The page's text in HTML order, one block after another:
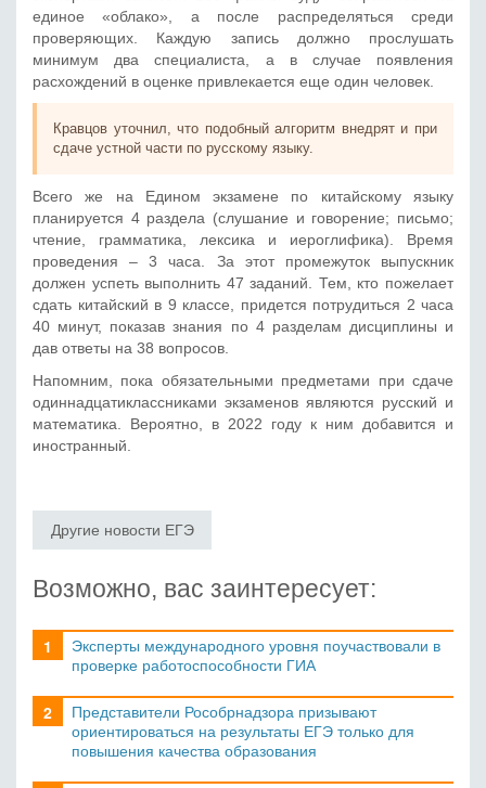
единое «облако», а после распределяться среди
проверяющих. Каждую запись должно прослушать
минимум два специалиста, а в случае появления
расхождений в оценке привлекается еще один человек.
Кравцов уточнил, что подобный алгоритм внедрят и при
сдаче устной части по русскому языку.
Всего же на Едином экзамене по китайскому языку
планируется 4 раздела (слушание и говорение; письмо;
чтение, грамматика, лексика и иероглифика). Время
проведения – 3 часа. За этот промежуток выпускник
должен успеть выполнить 47 заданий. Тем, кто пожелает
сдать китайский в 9 классе, придется потрудиться 2 часа
40 минут, показав знания по 4 разделам дисциплины и
дав ответы на 38 вопросов.
Напомним, пока обязательными предметами при сдаче
одиннадцатиклассниками экзаменов являются русский и
математика. Вероятно, в 2022 году к ним добавится и
иностранный.
Другие новости ЕГЭ
Возможно, вас заинтересует:
Эксперты международного уровня поучаствовали в
проверке работоспособности ГИА
Представители Рособрнадзора призывают
ориентироваться на результаты ЕГЭ только для
повышения качества образования